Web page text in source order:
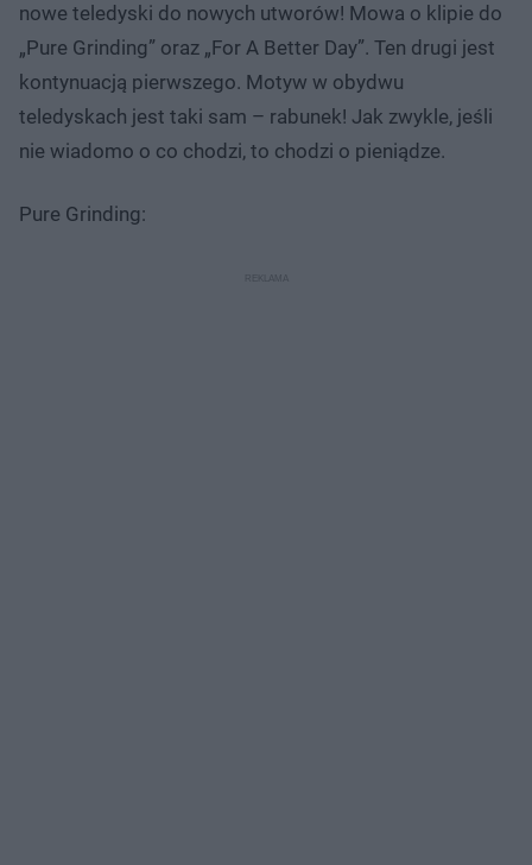
nowe teledyski do nowych utworów! Mowa o klipie do
„Pure Grinding” oraz „For A Better Day”. Ten drugi jest
kontynuacją pierwszego. Motyw w obydwu
teledyskach jest taki sam – rabunek! Jak zwykle, jeśli
nie wiadomo o co chodzi, to chodzi o pieniądze.
Pure Grinding: